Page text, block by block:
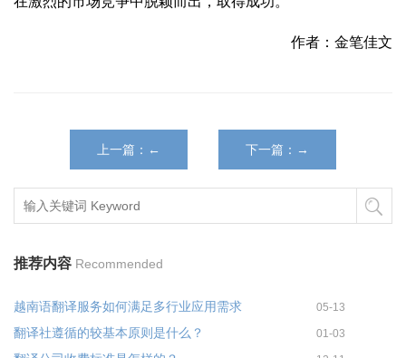
作者：金笔佳文
上一篇：← 下一篇：→
推荐内容 Recommended
越南语翻译服务如何满足多行业应用需求 05-13
翻译社遵循的较基本原则是什么？ 01-03